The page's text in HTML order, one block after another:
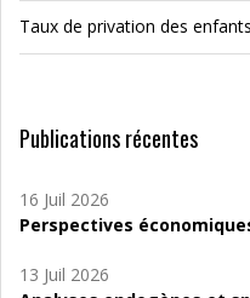
Taux de privation des enfants
Publications récentes
16 Juil 2026
Perspectives
13 Juil 2026